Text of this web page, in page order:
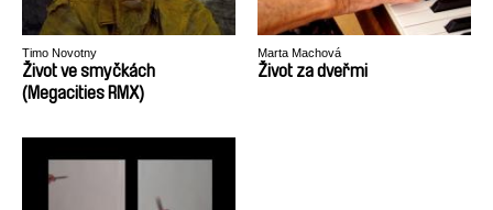
Timo Novotny
Život ve smyčkách
(Megacities RMX)
Marta Machová
Život za dveřmi